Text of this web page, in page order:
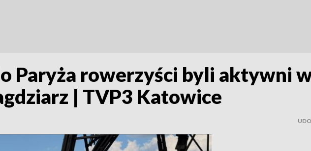
Paryża rowerzyści byli aktywni
| TVP3 Katowice